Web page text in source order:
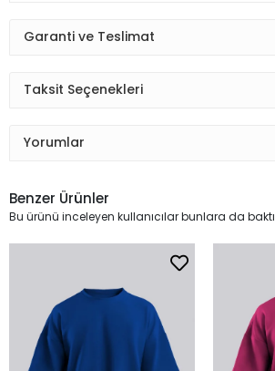
Garanti ve Teslimat
Taksit Seçenekleri
Yorumlar
Benzer Ürünler
Bu ürünü inceleyen kullanıcılar bunlara da baktı